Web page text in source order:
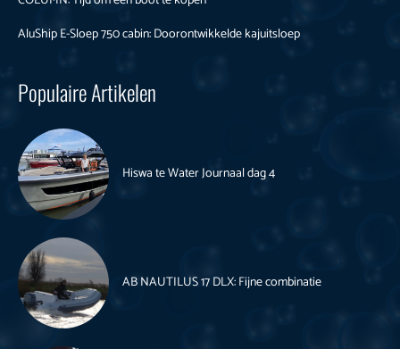
AluShip E-Sloep 750 cabin: Doorontwikkelde kajuitsloep
Populaire Artikelen
Hiswa te Water Journaal dag 4
AB NAUTILUS 17 DLX: Fijne combinatie